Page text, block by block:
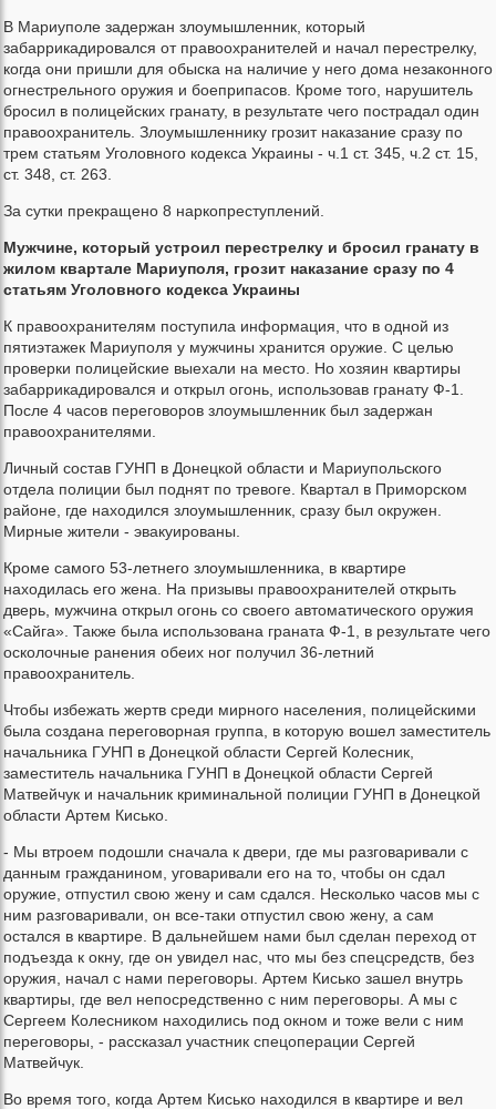
В Мариуполе задержан злоумышленник, который
забаррикадировался от правоохранителей и начал перестрелку,
когда они пришли для обыска на наличие у него дома незаконного
огнестрельного оружия и боеприпасов. Кроме того, нарушитель
бросил в полицейских гранату, в результате чего пострадал один
правоохранитель. Злоумышленнику грозит наказание сразу по
трем статьям Уголовного кодекса Украины - ч.1 ст. 345, ч.2 ст. 15,
ст. 348, ст. 263.
За сутки прекращено 8 наркопреступлений.
Мужчине, который устроил перестрелку и бросил гранату в
жилом квартале Мариуполя, грозит наказание сразу по 4
статьям Уголовного кодекса Украины
К правоохранителям поступила информация, что в одной из
пятиэтажек Мариуполя у мужчины хранится оружие. С целью
проверки полицейские выехали на место. Но хозяин квартиры
забаррикадировался и открыл огонь, использовав гранату Ф-1.
После 4 часов переговоров злоумышленник был задержан
правоохранителями.
Личный состав ГУНП в Донецкой области и Мариупольского
отдела полиции был поднят по тревоге. Квартал в Приморском
районе, где находился злоумышленник, сразу был окружен.
Мирные жители - эвакуированы.
Кроме самого 53-летнего злоумышленника, в квартире
находилась его жена. На призывы правоохранителей открыть
дверь, мужчина открыл огонь со своего автоматического оружия
«Сайга». Также была использована граната Ф-1, в результате чего
осколочные ранения обеих ног получил 36-летний
правоохранитель.
Чтобы избежать жертв среди мирного населения, полицейскими
была создана переговорная группа, в которую вошел заместитель
начальника ГУНП в Донецкой области Сергей Колесник,
заместитель начальника ГУНП в Донецкой области Сергей
Матвейчук и начальник криминальной полиции ГУНП в Донецкой
области Артем Кисько.
- Мы втроем подошли сначала к двери, где мы разговаривали с
данным гражданином, уговаривали его на то, чтобы он сдал
оружие, отпустил свою жену и сам сдался. Несколько часов мы с
ним разговаривали, он все-таки отпустил свою жену, а сам
остался в квартире. В дальнейшем нами был сделан переход от
подъезда к окну, где он увидел нас, что мы без спецсредств, без
оружия, начал с нами переговоры. Артем Кисько зашел внутрь
квартиры, где вел непосредственно с ним переговоры. А мы с
Сергеем Колесником находились под окном и тоже вели с ним
переговоры, - рассказал участник спецоперации Сергей
Матвейчук.
Во время того, когда Артем Кисько находился в квартире и вел